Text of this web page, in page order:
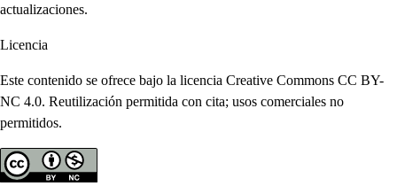
actualizaciones.
Licencia
Este contenido se ofrece bajo la licencia Creative Commons CC BY-
NC 4.0. Reutilización permitida con cita; usos comerciales no
permitidos.